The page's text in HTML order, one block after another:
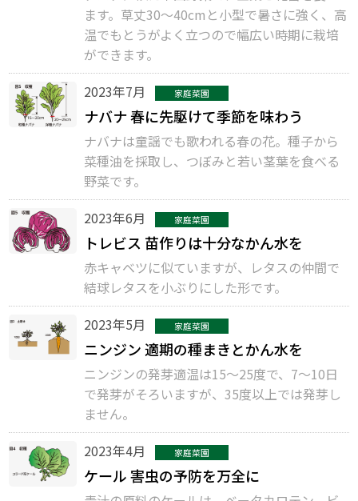
ます。草丈30～40cmと小型で暑さに強く、高
温でもとうがよく立つので幅広い時期に栽培
ができます。
2023年7月
家庭菜園
ナバナ 春に先駆けて季節を味わう
ナバナは童謡でも歌われる春の花。種子から
菜種油を採取し、つぼみと若い茎葉を食べる
野菜です。
2023年6月
家庭菜園
トレビス 苗作りは十分なかん水を
赤キャベツに似ていますが、レタスの仲間で
結球レタスを小ぶりにした形です。
2023年5月
家庭菜園
ニンジン 適期の種まきとかん水を
ニンジンの発芽適温は15～25度で、7～10日
で発芽がそろいますが、35度以上では発芽し
ません。
2023年4月
家庭菜園
ケール 害虫の予防を万全に